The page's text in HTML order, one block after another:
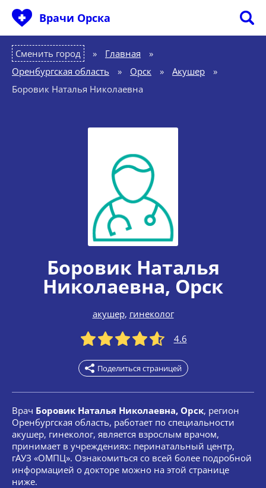
Врачи Орска
Сменить город Главная
»
Оренбургская область
» Орск » Акушер
»
Боровик Наталья Николаевна
Боровик Наталья
Николаевна, Орск
акушер, гинеколог
4.6
Поделиться страницей
Врач Боровик Наталья Николаевна, Орск, регион
Оренбургская область, работает по специальности
акушер, гинеколог, является взрослым врачом,
принимает в учреждениях: перинатальный центр,
гАУЗ «ОМПЦ». Ознакомиться со всей более подробной
информацией о докторе можно на этой странице
ниже.